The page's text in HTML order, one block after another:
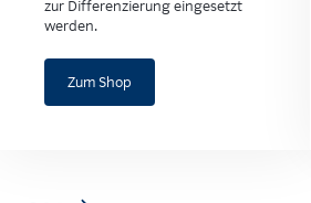
zur Differenzierung eingesetzt
werden.
Zum Shop